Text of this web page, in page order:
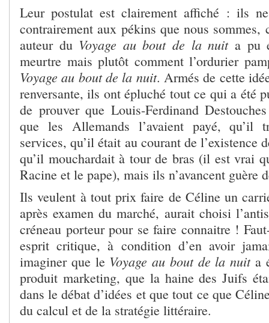
Leur postulat est clairement affiché : ils
contrairement aux pékins que nous sommes,
auteur du Voyage au bout de la nuit a pu
meurtre mais plutôt comment l’ordurier
Voyage au bout de la nuit. Armés de cette
renversante, ils ont épluché tout ce qui a été
de prouver que Louis-Ferdinand
que les Allemands l’avaient payé, qu’il
services, qu’il était au courant de l’existence
qu’il mouchardait à tour de bras (il est vrai
Racine et le pape), mais ils n’avancent guère
Ils veulent à tout prix faire de Céline un
après examen du marché, aurait choisi
créneau porteur pour se faire connaitre !
esprit critique, à condition d’en avoir
imaginer que le Voyage au bout de la nuita
produit marketing, que la haine des Juifs
dans le débat d’idées et que tout ce que
du calcul et de la stratégie littéraire.